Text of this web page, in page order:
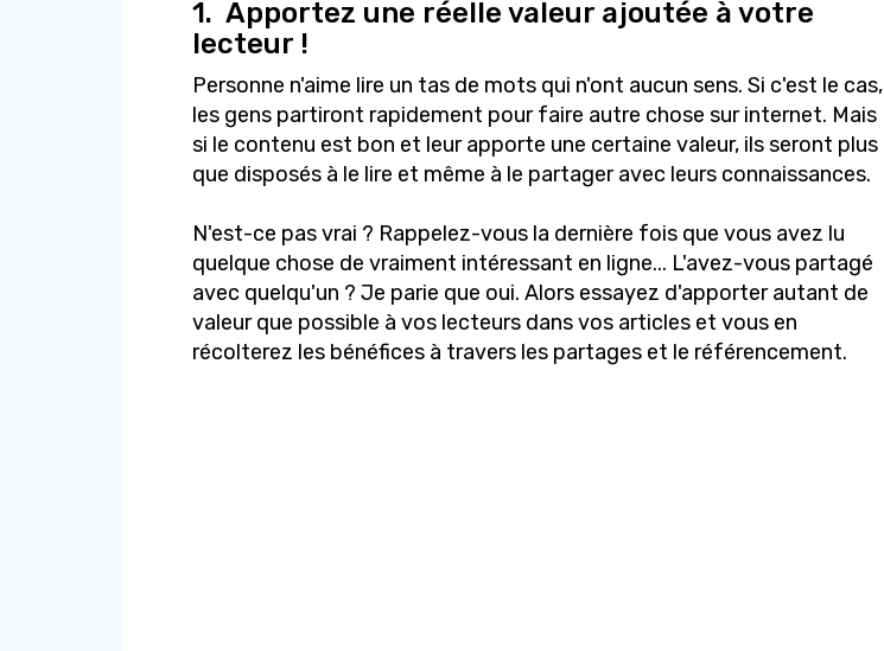
1. Apportez une réelle valeur ajoutée à votre
lecteur !
Personne n'aime lire un tas de mots qui n'ont aucun sens. Si c'est le cas,
les gens partiront rapidement pour faire autre chose sur internet. Mais
si le contenu est bon et leur apporte une certaine valeur, ils seront plus
que disposés à le lire et même à le partager avec leurs connaissances.
N'est-ce pas vrai ? Rappelez-vous la dernière fois que vous avez lu
quelque chose de vraiment intéressant en ligne... L'avez-vous partagé
avec quelqu'un ? Je parie que oui. Alors essayez d'apporter autant de
valeur que possible à vos lecteurs dans vos articles et vous en
récolterez les bénéfices à travers les partages et le référencement.